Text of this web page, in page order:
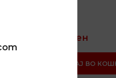
ден
ДОДАЈ ВО